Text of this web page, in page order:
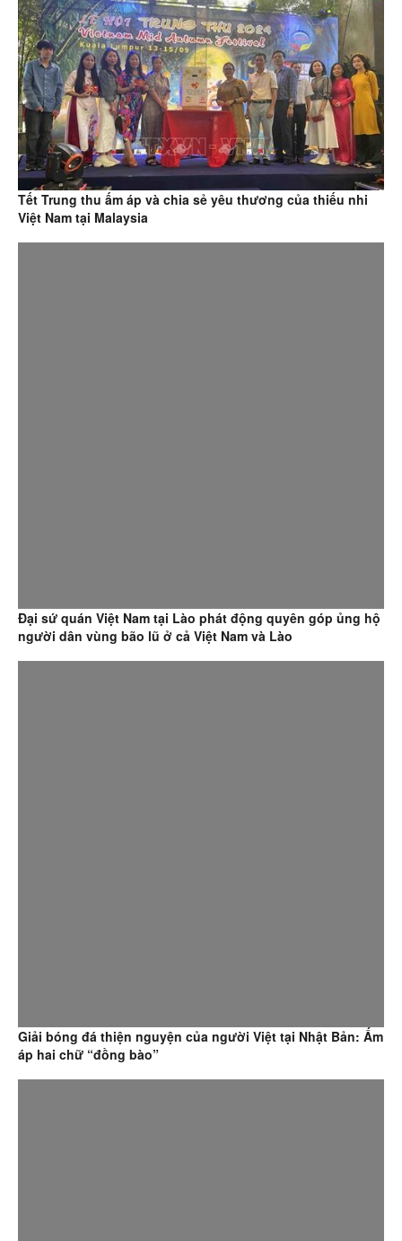
Tết Trung thu ấm áp và chia sẻ yêu thương của thiếu nhi
Việt Nam tại Malaysia
Video clip